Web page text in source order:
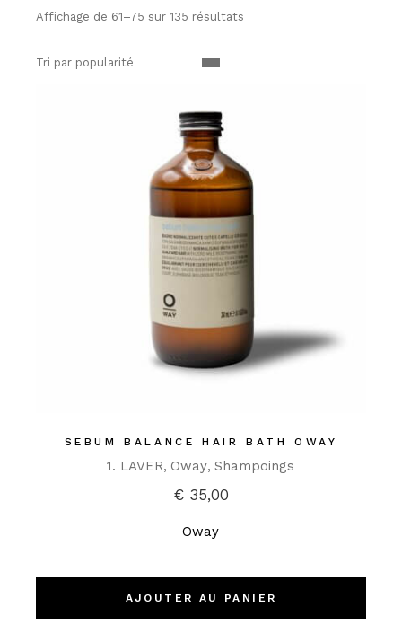
Affichage de 61–75 sur 135 résultats
Tri par popularité
SEBUM BALANCE HAIR BATH OWAY
1. LAVER Oway Shampoings
€35,00
Oway
AJOUTER AU PANIER